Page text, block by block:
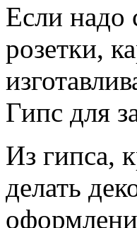
Если надо
розетки,
Гипс для
Из гипса,
делать